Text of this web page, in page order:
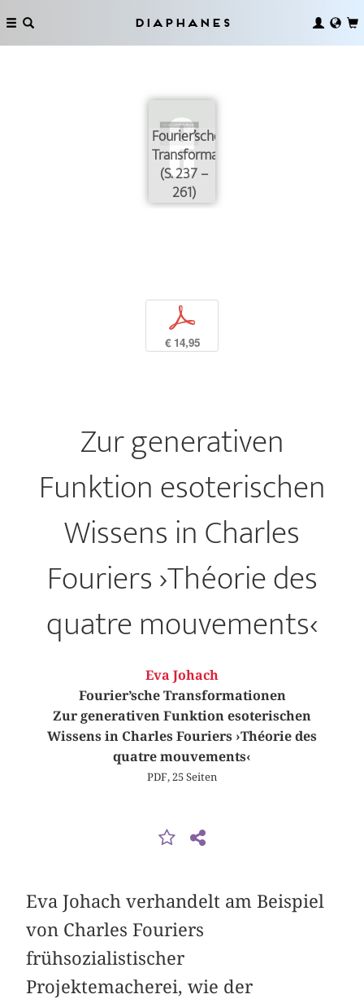
Diaphanes
Fourier’sche
Transformationen
(S. 237 –
261)
p
€ 14,95
Zur generativen
Funktion esoterischen
Wissens in Charles
Fouriers ›Théorie des
quatre mouvements‹
Eva Johach
Fourier’sche Transformationen
Zur generativen Funktion esoterischen
Wissens in Charles Fouriers ›Théorie des
quatre mouvements‹
PDF, 25 Seiten
Eva Johach verhandelt am Beispiel
von Charles Fouriers
frühsozialistischer
Projektemacherei, wie der